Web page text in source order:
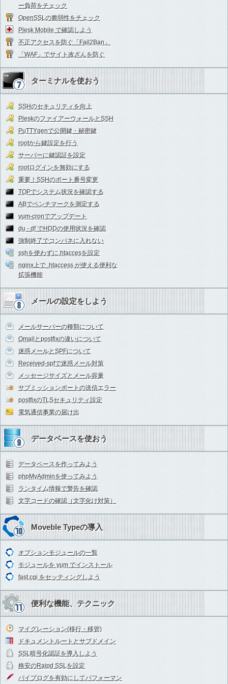
ー負荷をチェック
OpenSSLの脆弱性をチェック
Plesk Mobile で確認しよう
不正アクセスを防ぐ「Fail2Ban」
「WAF」でサイト改ざんを防ぐ
ターミナルを使おう
SSHのセキュリティを向上
PleskのファイアーウォールとSSH
PuTTYgenで公開鍵・秘密鍵
rootから鍵設定を行う
サーバーに鍵認証を設定
rootログインを無効にする
重要！SSHのポート番号変更
TOPでシステム状況を確認する
ABでベンチマークを測定する
yum-cronでアップデート
du - df でHDDの使用状況を確認
強制終了でコンパネに入れない
sshを使わずに.htaccesを設定
nginx上で .htaccess が使える便利な
拡張機能
メールの設定をしよう
メールサーバーの種類について
Qmailとpostfixの違いについて
迷惑メールとSPFについて
Received-spfで迷惑メール対策
メッセージサイズとメール容量
サブミッションポートの送信エラー
postfixのTLSセキュリティ設定
電気通信事業の届け出
データベースを使おう
データベースを作ってみよう
phpMyAdminを使ってみよう
ランタイム情報で警告を確認
文字コードの確認（文字化け対策）
Moveble Typeの導入
オプションモジュールの一覧
モジュールを yum でインストール
fast.cgi をセッティングしよう
便利な機能、テクニック
マイグレーション(移行・移管)
ドキュメントルートとサブドメイン
SSL暗号化認証を導入しよう
格安のRaipd SSLを設定
パイプログを有効にしてパフォーマン